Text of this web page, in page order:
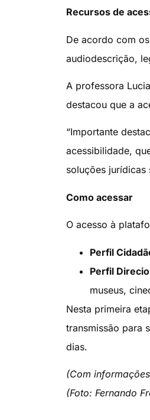
Recursos de
De acordo com
audiodescrição,
A professora
destacou que a
“Importante
acessibilidade,
soluções jurídicas
Como acessar
O acesso à
Perfil
Perfil
museus,
Nesta primeira
transmissão para
dias.
(Com
(Foto: Fernando